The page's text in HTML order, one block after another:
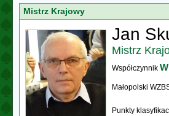
Mistrz Krajowy
Jan
Mistrz
Współczynnik
Małopolski
Punkty